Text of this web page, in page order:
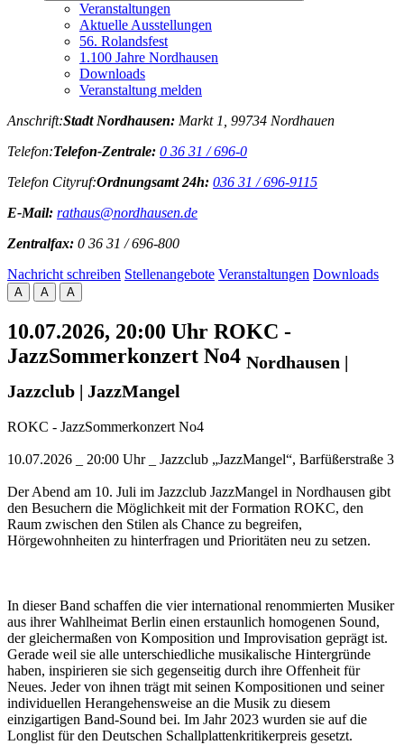
Veranstaltungen
Aktuelle Ausstellungen
56. Rolandsfest
1.100 Jahre Nordhausen
Downloads
Veranstaltung melden
Anschrift:Stadt Nordhausen: Markt 1, 99734 Nordhauen
Telefon:Telefon-Zentrale: 0 36 31 / 696-0
Telefon Cityruf:Ordnungsamt 24h: 036 31 / 696-9115
E-Mail: rathaus@nordhausen.de
Zentralfax: 0 36 31 / 696-800
Nachricht schreiben Stellenangebote Veranstaltungen Downloads
A A A
10.07.2026, 20:00 Uhr ROKC -
JazzSommerkonzert No4 Nordhausen |
Jazzclub | JazzMangel
ROKC - JazzSommerkonzert No4
10.07.2026 _ 20:00 Uhr _ Jazzclub „JazzMangel“, Barfüßerstraße 3
Der Abend am 10. Juli im Jazzclub JazzMangel in Nordhausen gibt
den Besuchern die Möglichkeit mit der Formation ROKC, den
Raum zwischen den Stilen als Chance zu begreifen,
Hörgewohnheiten zu hinterfragen und Prioritäten neu zu setzen.
In dieser Band schaffen die vier international renommierten Musiker
aus ihrer Wahlheimat Berlin einen erstaunlich homogenen Sound,
der gleichermaßen von Komposition und Improvisation geprägt ist.
Gerade weil sie alle unterschiedliche musikalische Hintergründe
haben, inspirieren sie sich gegenseitig durch ihre Offenheit für
Neues. Jeder von ihnen trägt mit seinen Kompositionen und seiner
individuellen Herangehensweise an die Musik zu diesem
einzigartigen Band-Sound bei. Im Jahr 2023 wurden sie auf die
Longlist für den Deutschen Schallplattenkritikerpreis gesetzt.